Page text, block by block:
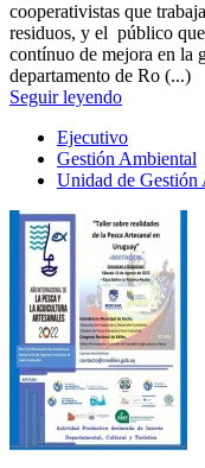
cooperativistas que
residuos, y el público
contínuo de mejora en la
departamento de Ro (...)
Seguir leyendo
Ejecutivo
Gestión Ambiental
Unidad de Gestión